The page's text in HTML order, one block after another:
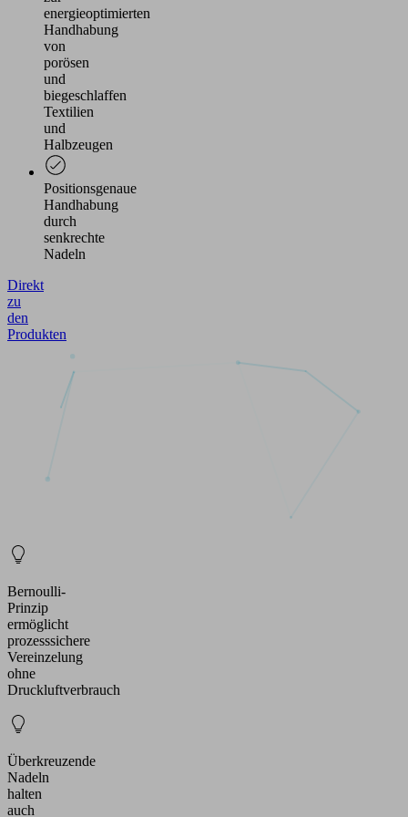
energieoptimierten
Handhabung
von
porösen
und
biegeschlaffen
Textilien
und
Halbzeugen
Positionsgenaue
Handhabung
durch
senkrechte
Nadeln
Direkt
zu
den
Produkten
Bernoulli-
Prinzip
ermöglicht
prozesssichere
Vereinzelung
ohne
Druckluftverbrauch
Überkreuzende
Nadeln
halten
auch